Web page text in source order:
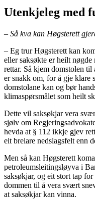
Utenkjeleg med
– Så kva kan Høgsterett
– Eg trur Høgsterett kan
eller saksøkte er heilt
rettar. Så kjem domstolen
er snakk om, for å gje klare
domstolane kan og bør
klimaspørsmålet som heilt
Dette vil saksøkjar vera
sjølv om
hevda at § 112 ikkje gjev
eit breiare nedslagsfelt enn
Men så kan Høgsterett
petroleumsleitingsløyva i
saksøkjar, og eit stort tap
dommen til å vera svært
at saksøkjar kan vinna.